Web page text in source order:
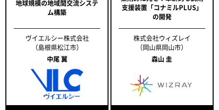
地球規模の地域間交流システ
ム構築
ヴイエルシー株式会社
（島根県松江市）
中尾 翼
支援装置「コナミルPLUS」
の開発
株式会社ウィズレイ
（岡山県岡山市）
森山 圭